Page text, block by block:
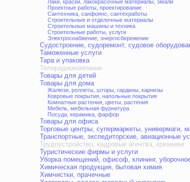
Лаки, краски, лакокрасочные материалы, эмали
Проектные работы, проектирование
Сантехника, санфоянс, сантехработы
Строительные и отделочные материалы
Строительные машины и техника
Строительные работы, услуги
Электроснабжение, энергосбережение
Судостроение, судоремонт, судовое
Таможенные услуги
Тара и упаковка
Телерадиокомпании
Товары для детей
Товары для дома
Жалюзи, роллеты, шторы, гардины, карнизы
Ковровые покрытия, напольные покрытия
Комнатные растения, цветы, растения
Мебель, мебельная фурнитура
Посуда, керамика, фарфор
Товары для офиса
Торговые центры, супермаркеты, универмаги,
Транспортные, экспедиторские, авиационные
Трудоустройство, кадровые агентва, крюининг
Туристические фирмы и услуги
Уборка помещений, офисоф, клининг,
Химическая продукция, бытовая химия
Химчистки, прачечные